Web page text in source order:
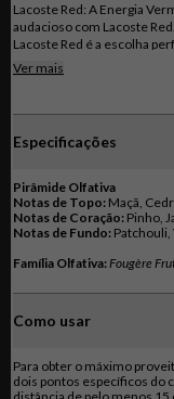
Lacoste Red: A Energia
audacioso com Lacoste
Lacoste Red é a escolha
onde passam. Uma
impulsiona a conquistar
revigorante. Em seguida,
vetiver conferem uma base
Seu design moderno e
e a masculinidade. A cor
sensação de paixão e
estilo de vida. Uma
Ver mais
Especificações
Pirâmide Olfativa
Notas de Topo:
Notas de Coração:
Notas de Fundo: Patchouli,
Família Olfativa:Fougère
Como usar
Para obter o máximo
dois pontos específicos do